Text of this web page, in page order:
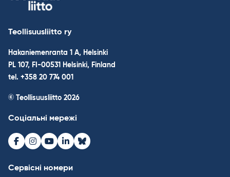
Teollisuusliitto ry
Hakaniemenranta 1 A, Helsinki
PL 107, FI-00531 Helsinki, Finland
tel. +358 20 774 001
© Teollisuusliitto 2026
Соціальні мережі
Facebook
Instagram
Youtube
LinkedInBluesky
Сервісні номери